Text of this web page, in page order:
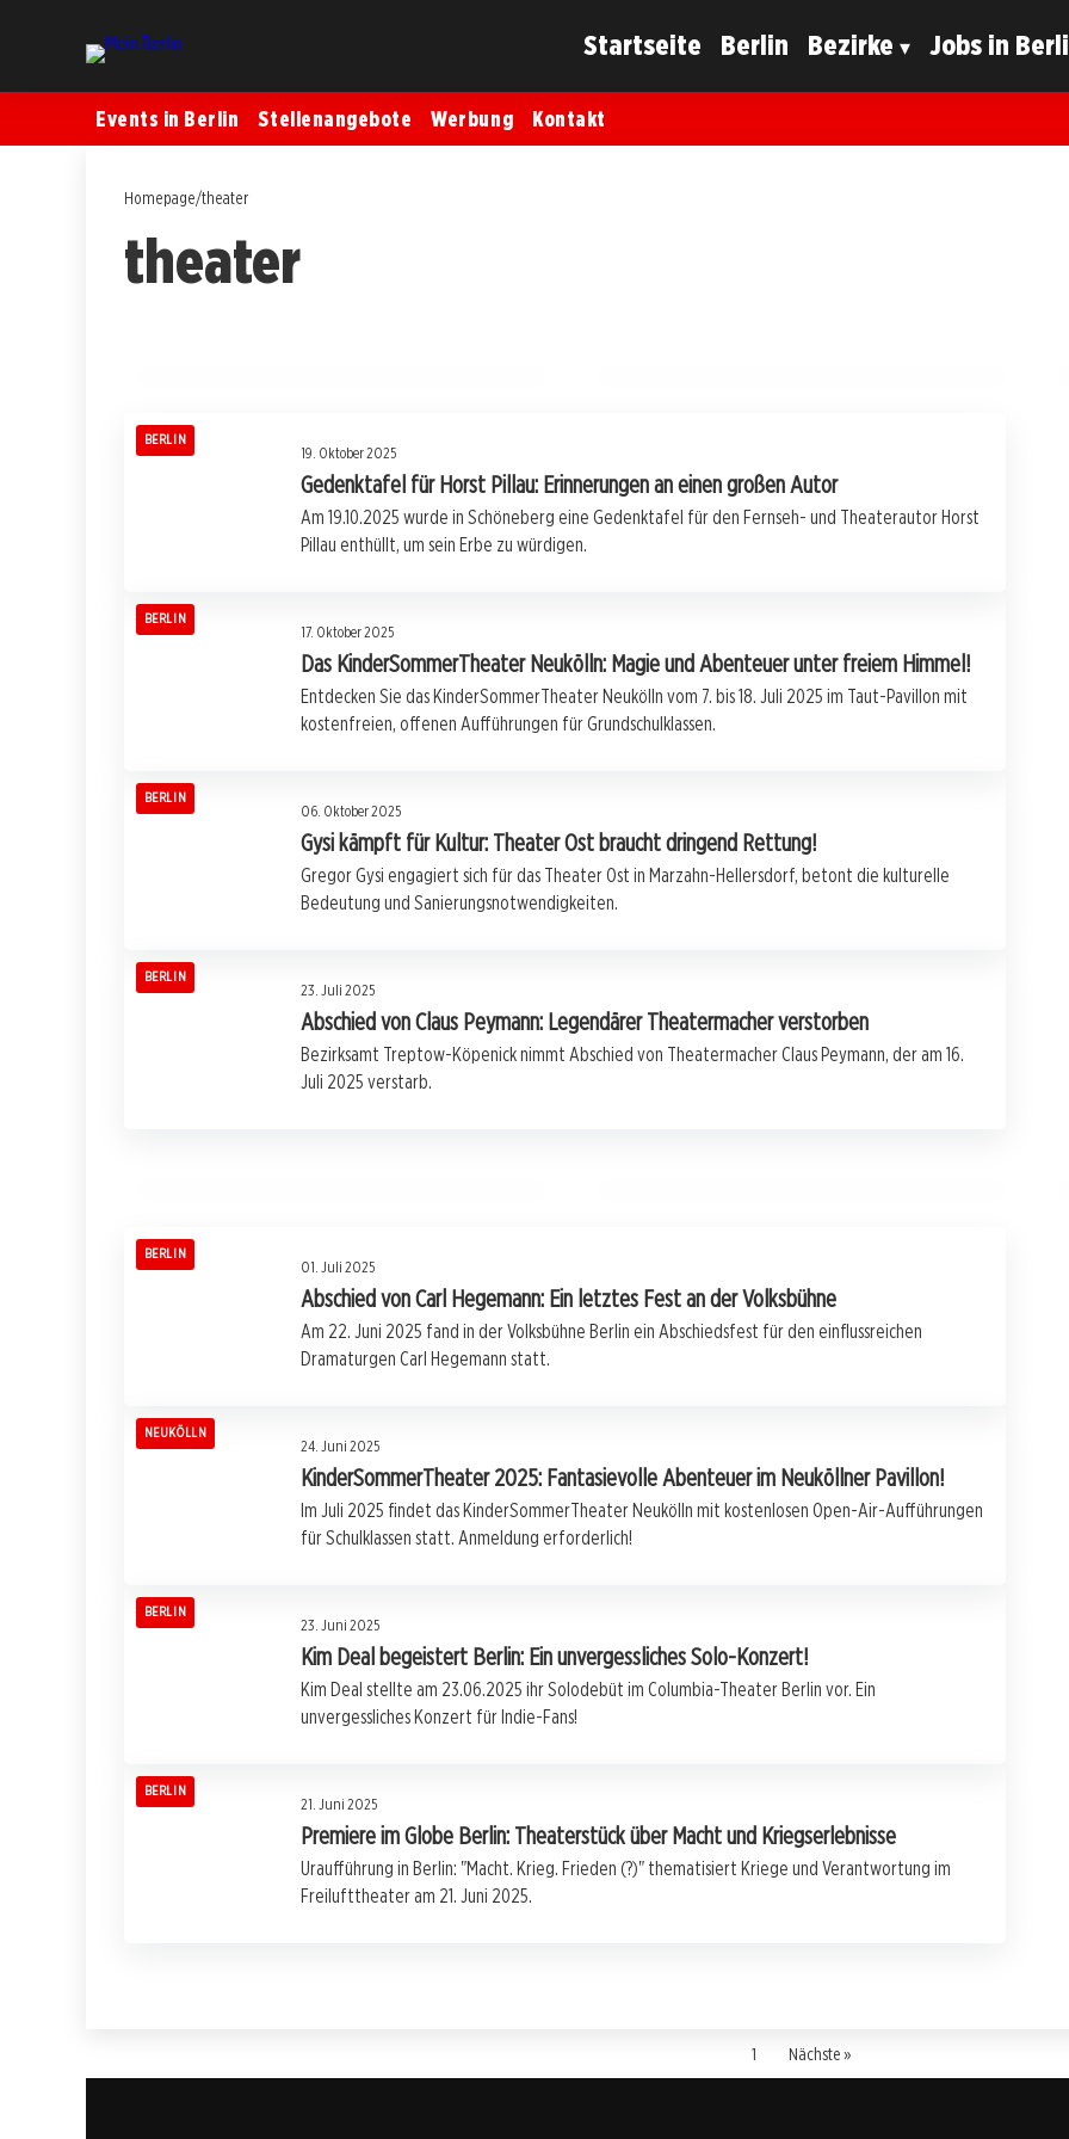
Startseite Berlin Bezirke Jobs in
Events in Berlin Stellenangebote Werbung Kontakt
Homepage/theater
theater
04. November 2025
Shakespeare im Kleingarten: Ein
BERLIN
19. Oktober 2025
Gedenktafel für Horst Pillau: Erinnerungen an einen großen Autor
Am 19.10.2025 wurde in Schöneberg eine Gedenktafel für den Fernseh- und Theaterautor Horst
Pillau enthüllt, um sein Erbe zu würdigen.
BERLIN
17. Oktober 2025
Das KinderSommerTheater Neukölln: Magie und Abenteuer unter freiem Himmel!
Entdecken Sie das KinderSommerTheater Neukölln vom 7. bis 18. Juli 2025 im Taut-Pavillon mit
kostenfreien, offenen Aufführungen für Grundschulklassen.
BERLIN
06. Oktober 2025
Gysi kämpft für Kultur: Theater Ost braucht dringend Rettung!
Gregor Gysi engagiert sich für das Theater Ost in Marzahn-Hellersdorf, betont die kulturelle
Bedeutung und Sanierungsnotwendigkeiten.
BERLIN
23. Juli 2025
Abschied von Claus Peymann: Legendärer Theatermacher verstorben
Bezirksamt Treptow-Köpenick nimmt Abschied von Theatermacher Claus Peymann, der am 16.
Juli 2025 verstarb.
Theater-Legende Claus Peymann mit 88
02. Juli 2025
BERLIN
01. Juli 2025
Abschied von Carl Hegemann: Ein letztes Fest an der Volksbühne
Am 22. Juni 2025 fand in der Volksbühne Berlin ein Abschiedsfest für den einflussreichen
Dramaturgen Carl Hegemann statt.
NEUKÖLLN
24. Juni 2025
KinderSommerTheater 2025: Fantasievolle Abenteuer im Neuköllner Pavillon!
Im Juli 2025 findet das KinderSommerTheater Neukölln mit kostenlosen Open-Air-Aufführungen
für Schulklassen statt. Anmeldung erforderlich!
BERLIN
23. Juni 2025
Kim Deal begeistert Berlin: Ein unvergessliches Solo-Konzert!
Kim Deal stellte am 23.06.2025 ihr Solodebüt im Columbia-Theater Berlin vor. Ein
unvergessliches Konzert für Indie-Fans!
BERLIN
21. Juni 2025
Premiere im Globe Berlin: Theaterstück über Macht und Kriegserlebnisse
Uraufführung in Berlin: "Macht. Krieg. Frieden (?)" thematisiert Kriege und Verantwortung im
Freilufttheater am 21. Juni 2025.
1 Nächste »